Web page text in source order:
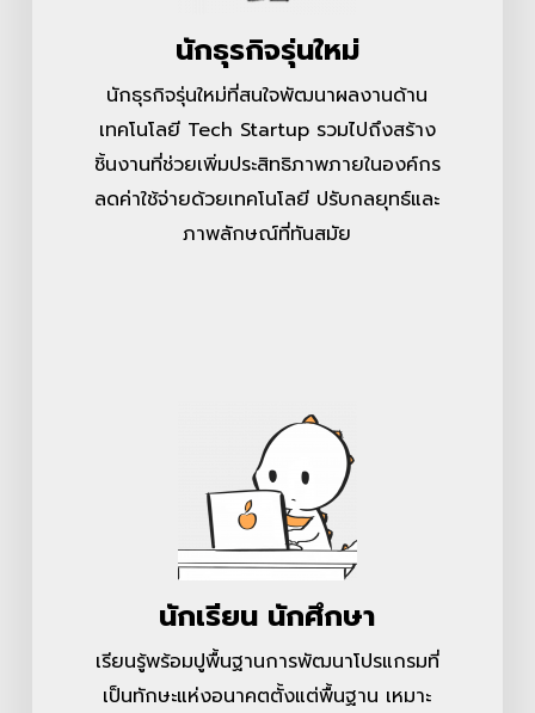
นักธุรกิจรุ่นใหม่
นักธุรกิจรุ่นใหม่ที่สนใจพัฒนาผลงานด้าน
เทคโนโลยี Tech Startup รวมไปถึงสร้าง
ชิ้นงานที่ช่วยเพิ่มประสิทธิภาพภายในองค์กร
ลดค่าใช้จ่ายด้วยเทคโนโลยี ปรับกลยุทธ์และ
ภาพลักษณ์ที่ทันสมัย
นักเรียน นักศึกษา
เรียนรู้พร้อมปูพื้นฐานการพัฒนาโปรแกรมที่
เป็นทักษะแห่งอนาคตตั้งแต่พื้นฐาน เหมาะ